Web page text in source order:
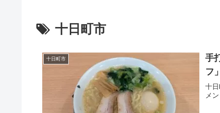
十日町市
十日町市
手
フ
十
メ